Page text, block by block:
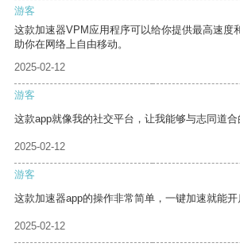
游客
这款加速器VPM应用程序可以给你提供最高速度
助你在网络上自由移动。
2025-02-12
游客
这款app就像我的社交平台，让我能够与志同道合
2025-02-12
游客
这款加速器app的操作非常简单，一键加速就能开
2025-02-12